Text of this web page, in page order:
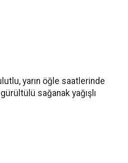
yarın öğle saatlerinde
sağanak yağışlı